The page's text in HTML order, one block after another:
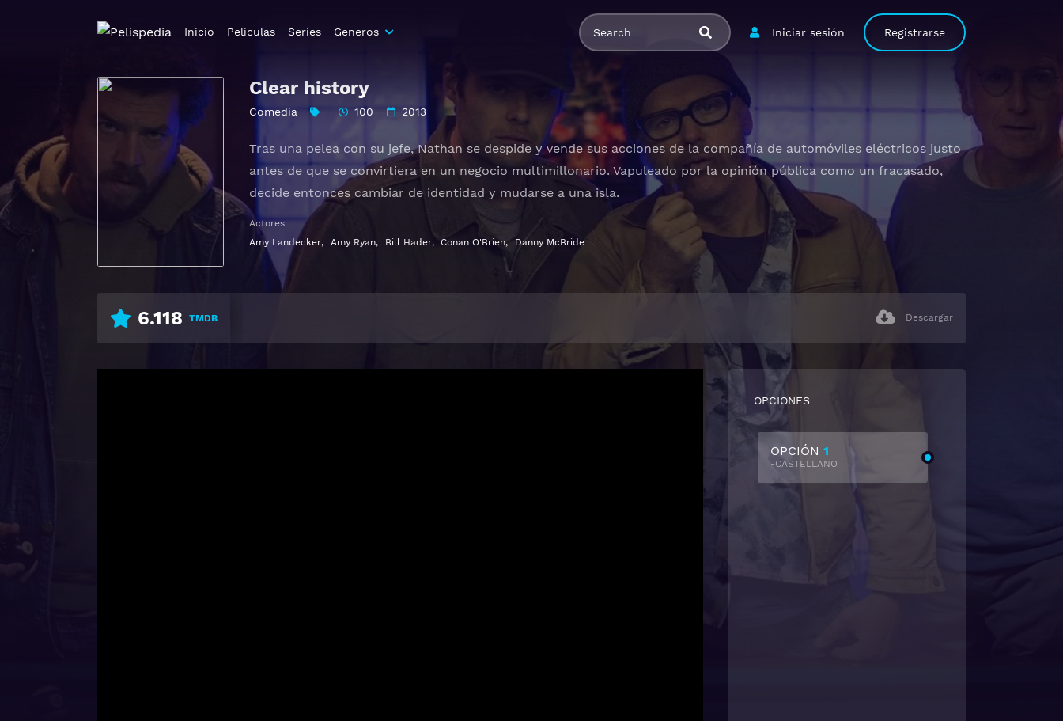
Iniciar sesión Registrarse
Inicio Peliculas Series Generos
Clear history
Comedia 100 2013
Tras una pelea con su jefe, Nathan se despide y vende sus acciones de la compañía de automóviles eléctricos justo
antes de que se convirtiera en un negocio multimillonario. Vapuleado por la opinión pública como un fracasado,
decide entonces cambiar de identidad y mudarse a una isla.
Actores
Amy Landecker, Amy Ryan, Bill Hader, Conan O'Brien, Danny McBride
6.118 TMDB Descargar
OPCIONES
OPCIÓN 1
-CASTELLANO